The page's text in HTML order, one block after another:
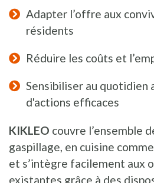
Adapter l’offre aux
résidents
Réduire les coûts et
Sensibiliser au quotidien
d'actions efficaces
KIKLEO couvre l’ensemble
gaspillage, en cuisine
et s’intègre facilement aux
existantes grâce à des